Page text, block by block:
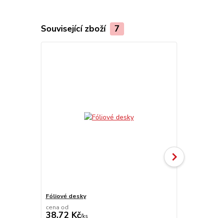
Související zboží 7
Fóliové desky
cena od
38,72 Kč/ks